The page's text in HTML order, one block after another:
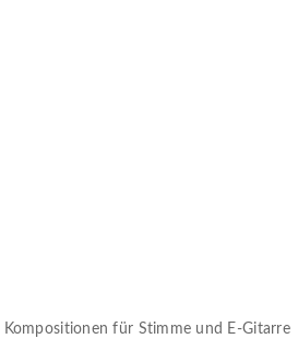
für Stimme und E-Gitarre